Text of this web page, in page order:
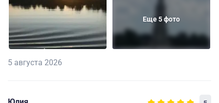
Еще 5 фото
5 августа 2026